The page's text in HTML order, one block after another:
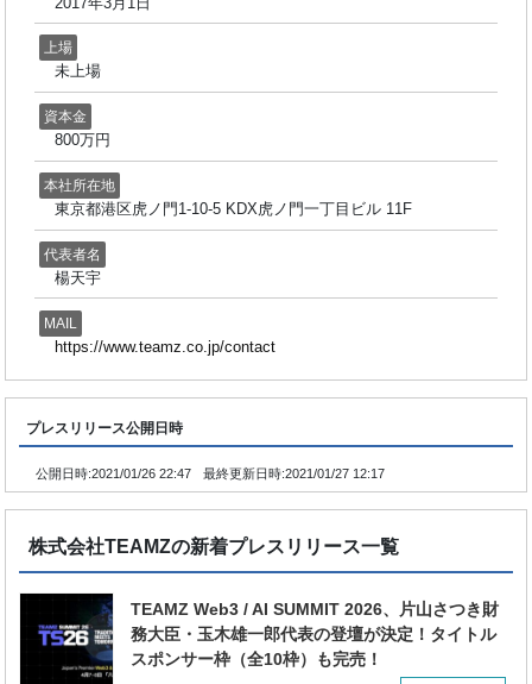
上場
未上場
資本金
800万円
本社所在地
東京都港区虎ノ門1-10-5 KDX虎ノ門一丁目ビル 11F
代表者名
楊天宇
MAIL
https://www.teamz.co.jp/contact
プレスリリース公開日時
公開日時:2021/01/26 22:47 最終更新日時:2021/01/27 12:17
株式会社TEAMZの新着プレスリリース一覧
TEAMZ Web3 / AI SUMMIT 2026、片山さつき財
務大臣・玉木雄一郎代表の登壇が決定！タイトル
スポンサー枠（全10枠）も完売！